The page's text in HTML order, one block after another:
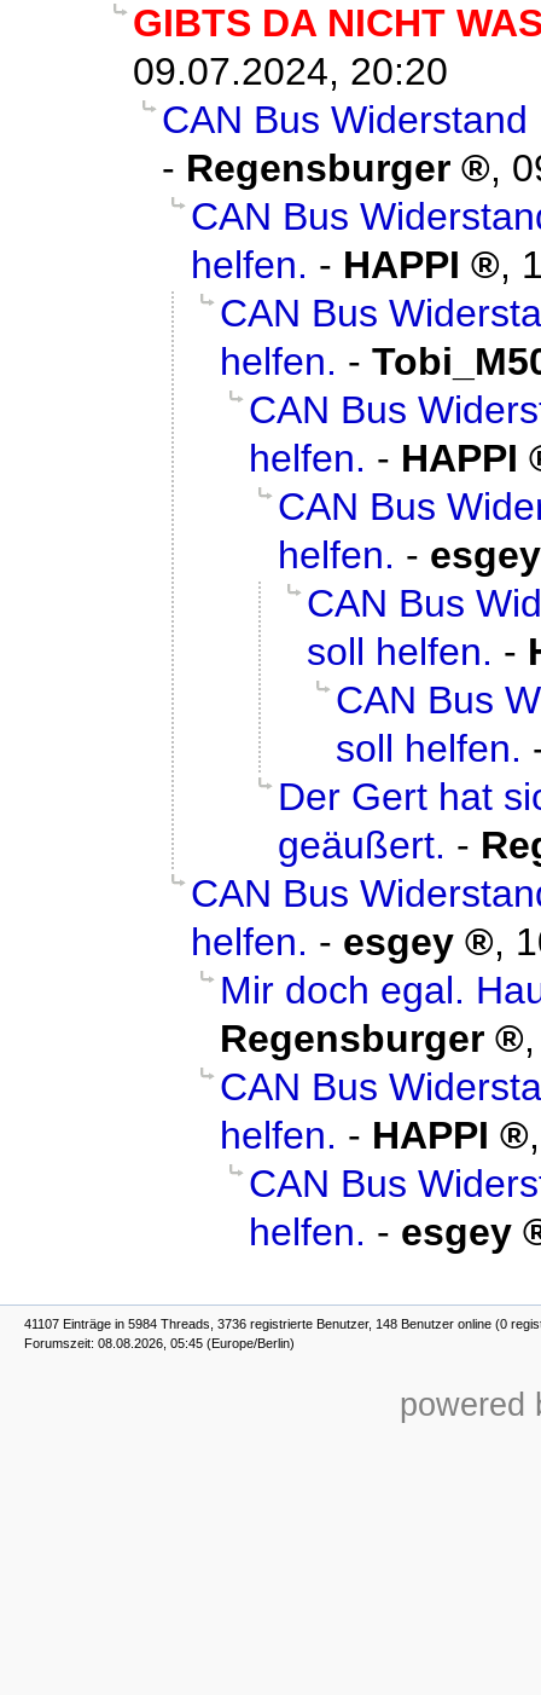
GIBTS DA NICHT
09.07.2024, 20:20
CAN Bus
- Regensburger ,
CAN Bus
helfen. - HAPPI ,
CAN Bus
helfen. -
CAN Bus
helfen. - HAPPI
CAN Bus
helfen. - esgey
CAN Bus
soll helfen. -
CAN Bus
soll helfen.
Der Gert hat
geäußert. -
CAN Bus
helfen. - esgey ,
Mir doch egal.
Regensburger
CAN Bus
helfen. - HAPPI
CAN Bus
helfen. - esgey
41107 Einträge in 5984 Threads, 3736 registrierte Benutzer, 148 Benutzer online (0
Forumszeit: 08.08.2026, 05:45 (Europe/Berlin)
powered